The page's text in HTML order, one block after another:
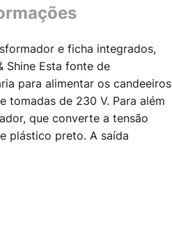
e ficha integrados,
Shine Esta fonte de
para alimentar os candeeiros
tomadas de 230 V. Para além
que converte a tensão
plástico preto. A saída
localizada na parte inferior - O
Destinado à tomada na